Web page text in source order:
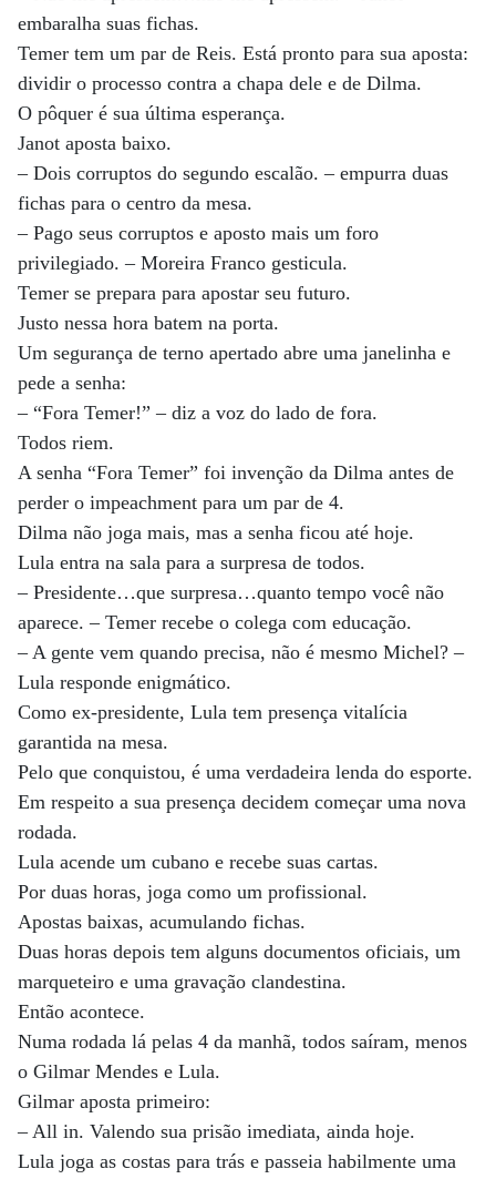
embaralha suas fichas.
Temer tem um par de Reis. Está pronto para sua aposta:
dividir o processo contra a chapa dele e de Dilma.
O pôquer é sua última esperança.
Janot aposta baixo.
– Dois corruptos do segundo escalão. – empurra duas
fichas para o centro da mesa.
– Pago seus corruptos e aposto mais um foro
privilegiado. – Moreira Franco gesticula.
Temer se prepara para apostar seu futuro.
Justo nessa hora batem na porta.
Um segurança de terno apertado abre uma janelinha e
pede a senha:
– “Fora Temer!” – diz a voz do lado de fora.
Todos riem.
A senha “Fora Temer” foi invenção da Dilma antes de
perder o impeachment para um par de 4.
Dilma não joga mais, mas a senha ficou até hoje.
Lula entra na sala para a surpresa de todos.
– Presidente…que surpresa…quanto tempo você não
aparece. – Temer recebe o colega com educação.
– A gente vem quando precisa, não é mesmo Michel? –
Lula responde enigmático.
Como ex-presidente, Lula tem presença vitalícia
garantida na mesa.
Pelo que conquistou, é uma verdadeira lenda do esporte.
Em respeito a sua presença decidem começar uma nova
rodada.
Lula acende um cubano e recebe suas cartas.
Por duas horas, joga como um profissional.
Apostas baixas, acumulando fichas.
Duas horas depois tem alguns documentos oficiais, um
marqueteiro e uma gravação clandestina.
Então acontece.
Numa rodada lá pelas 4 da manhã, todos saíram, menos
o Gilmar Mendes e Lula.
Gilmar aposta primeiro:
– All in. Valendo sua prisão imediata, ainda hoje.
Lula joga as costas para trás e passeia habilmente uma